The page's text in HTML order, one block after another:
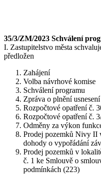
35/3/ZM/2023 Schválení
I. Zastupitelstvo města
předložen
Zahájení
Volba návrhové komise
Schválení programu
Zpráva o plnění
Rozpočtové opatření č.
Rozpočtové opatření č.
Odměny za výkon
Prodej pozemků Nivy II
dohody o vypořádání
Prodej pozemků v
č. 1 ke Smlouvě o
podmínkách (223)